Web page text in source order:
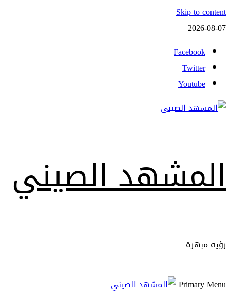
Skip to content
2026-08-07
Facebook
Twitter
Youtube
المشهد الصيني
رؤية مبهرة
Primary Menu